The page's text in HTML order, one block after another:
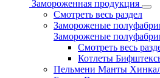
Замороженная продукция
Смотреть весь раздел
Замороженые
Замороженые
Смотреть весь
Котлеты
Пельмени Манты